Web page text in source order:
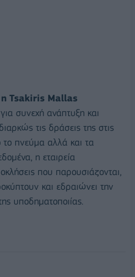
η Tsakiris Mallas
συνεχή ανάπτυξη και
τις δράσεις της στις
το πνεύμα αλλά και τα
η εταιρεία
που παρουσιάζονται,
και εδραιώνει την
υποδηματοποιίας.